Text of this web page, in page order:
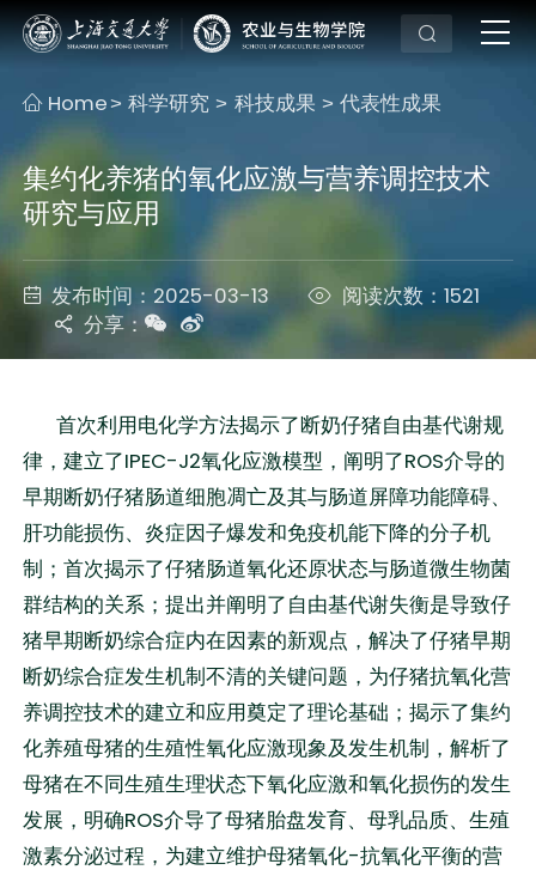
Home> 科学研究 > 科技成果 > 代表性成果
集约化养猪的氧化应激与营养调控技术
研究与应用
发布时间：2025-03-13
阅读次数：1521
分享：
首次利用电化学方法揭示了断奶仔猪自由基代谢规
律，建立了IPEC-J2氧化应激模型，阐明了ROS介导的
早期断奶仔猪肠道细胞凋亡及其与肠道屏障功能障碍、
肝功能损伤、炎症因子爆发和免疫机能下降的分子机
制；首次揭示了仔猪肠道氧化还原状态与肠道微生物菌
群结构的关系；提出并阐明了自由基代谢失衡是导致仔
猪早期断奶综合症内在因素的新观点，解决了仔猪早期
断奶综合症发生机制不清的关键问题，为仔猪抗氧化营
养调控技术的建立和应用奠定了理论基础；揭示了集约
化养殖母猪的生殖性氧化应激现象及发生机制，解析了
母猪在不同生殖生理状态下氧化应激和氧化损伤的发生
发展，明确ROS介导了母猪胎盘发育、母乳品质、生殖
激素分泌过程，为建立维护母猪氧化-抗氧化平衡的营